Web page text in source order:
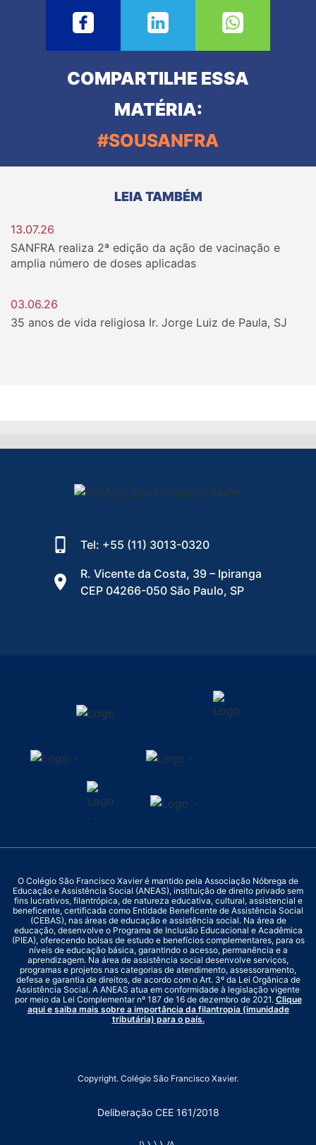
COMPARTILHE ESSA
MATÉRIA:
#SOUSANFRA
LEIA TAMBÉM
13.07.26
SANFRA realiza 2ª edição da ação de vacinação e
amplia número de doses aplicadas
03.06.26
35 anos de vida religiosa Ir. Jorge Luiz de Paula, SJ
Tel: +55 (11) 3013-0320
R. Vicente da Costa, 39 – Ipiranga
CEP 04266-050 São Paulo, SP
O Colégio São Francisco Xavier é mantido pela Associação Nóbrega de
Educação e Assistência Social (ANEAS), instituição de direito privado sem
fins lucrativos, filantrópica, de natureza educativa, cultural, assistencial e
beneficente, certificada como Entidade Beneficente de Assistência Social
(CEBAS), nas áreas de educação e assistência social. Na área de
educação, desenvolve o Programa de Inclusão Educacional e Acadêmica
(PIEA), oferecendo bolsas de estudo e benefícios complementares, para os
níveis de educação básica, garantindo o acesso, permanência e a
aprendizagem. Na área de assistência social desenvolve serviços,
programas e projetos nas categorias de atendimento, assessoramento,
defesa e garantia de direitos, de acordo com o Art. 3º da Lei Orgânica de
Assistência Social. A ANEAS atua em conformidade à legislação vigente
por meio da Lei Complementar nº 187 de 16 de dezembro de 2021. Clique
aqui e saiba mais sobre a importância da filantropia (imunidade
tributária) para o país.
Copyright. Colégio São Francisco Xavier.
Deliberação CEE 161/2018